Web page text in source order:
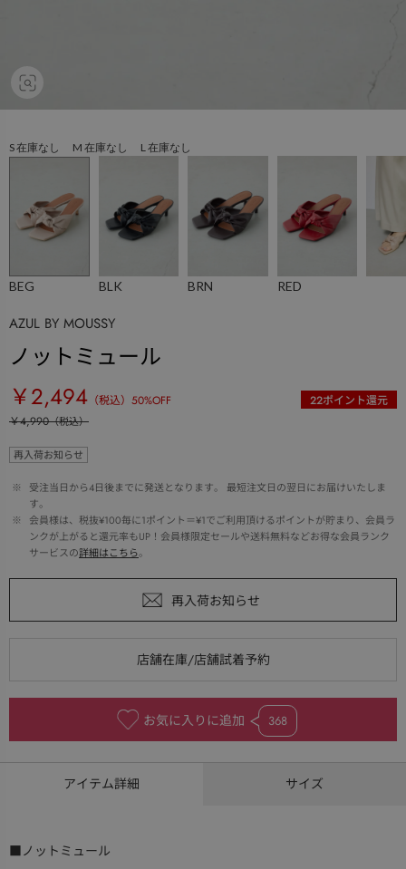
S 在庫なし M 在庫なし L 在庫なし
BEG BLK BRN RED
AZUL BY MOUSSY
ノットミュール
￥2,494 （税込） 50%OFF 22ポイント還元
￥4,990（税込）
再入荷お知らせ
※
受注当日から4日後までに発送となります。 最短注文日の翌日にお届けいたしま
す。
※
会員様は、税抜¥100毎に1ポイント＝¥1でご利用頂けるポイントが貯まり、会員ラ
ンクが上がると還元率もUP！会員様限定セールや送料無料などお得な会員ランク
サービスの詳細はこちら。
お気に入りに追加 368
アイテム詳細 サイズ
■ノットミュール